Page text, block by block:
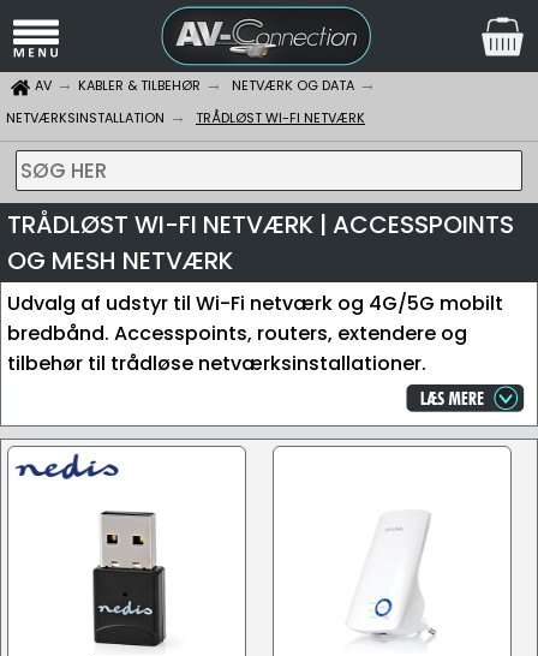
AV KABLER & TILBEHØR
NETVÆRK OG DATA
NETVÆRKSINSTALLATION
TRÅDLØST WI-FI NETVÆRK
SØG HER
TRÅDLØST WI-FI NETVÆRK | ACCESSPOINTS
OG MESH NETVÆRK
Udvalg af udstyr til Wi-Fi netværk og 4G/5G mobilt
bredbånd. Accesspoints, routers, extendere og
tilbehør til trådløse netværksinstallationer.